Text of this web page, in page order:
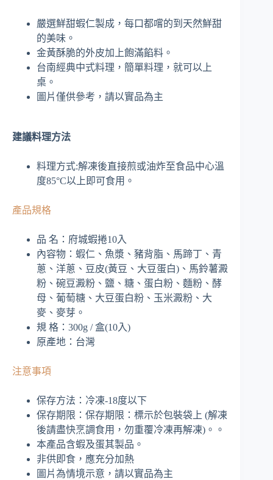
嚴選鮮甜蝦仁製成，每口都嚐的到天然鮮甜
的美味。
金黃酥脆的外皮加上飽滿餡料。
台南經典中式料理，簡單料理，就可以上
桌。
圖片僅供參考，請以實品為主
建議料理方法
料理方式:解凍後直接煎或油炸至食品中心溫
度85°C以上即可食用。
產品規格
品 名：府城蝦捲10入
內容物：蝦仁、魚漿、豬背脂、馬蹄丁、青
蔥、洋蔥、豆皮(黃豆、大豆蛋白)、馬鈴薯澱
粉、碗豆澱粉、鹽、糖、蛋白粉、麵粉、酵
母、葡萄糖、大豆蛋白粉、玉米澱粉、大
麥、麥芽。
規 格：300g / 盒(10入)
原產地：台灣
注意事項
保存方法：冷凍-18度以下
保存期限：保存期限：標示於包裝袋上 (解凍
後請盡快烹調食用，勿重覆冷凍再解凍)。。
本產品含蝦及蛋其製品。
非供即食，應充分加熱
圖片為情境示意，請以實品為主